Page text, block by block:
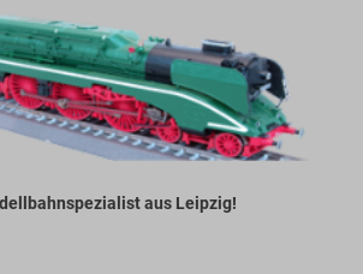
aus Leipzig!